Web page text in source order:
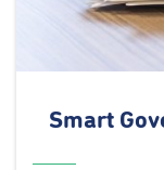
Smart